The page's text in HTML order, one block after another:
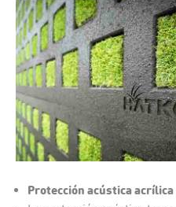
Protección acústica acrílica